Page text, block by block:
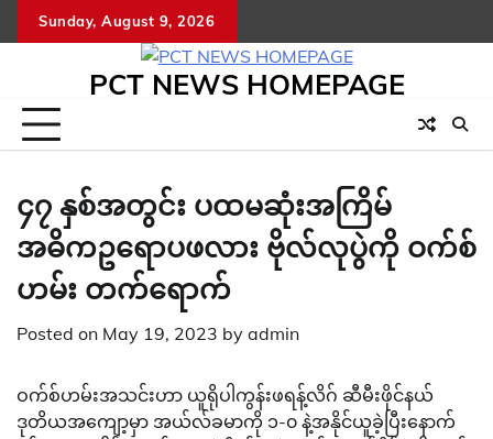
to
Sunday, August 9, 2026
PCT NEWS HOMEPAGE
၄၇ နှစ်အတွင်း ပထမဆုံးအကြိမ်
အဓိကဥရောပဖလား ဗိုလ်လုပွဲကို ဝက်စ်
ဟမ်း တက်ရောက်
Posted on May 19, 2023 by admin
ဝက်စ်ဟမ်းအသင်းဟာ ယူရိုပါကွန်းဖရန့်လိဂ် ဆီမီးဖိုင်နယ်
ဒုတိယအကျော့မှာ အယ်လ်ခမာကို ၁-၀ နဲ့အနိုင်ယူခဲ့ပြီးနောက်